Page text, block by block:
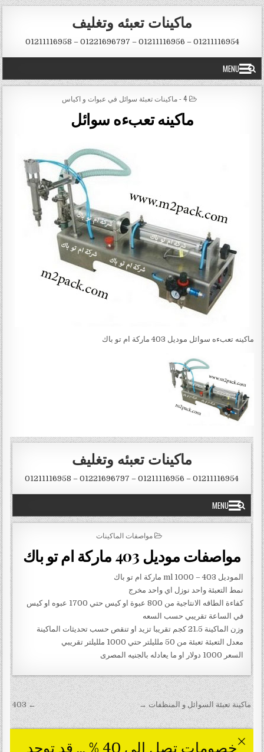
Skip to content
ماكينات تعبئه وتغليف
01211116954 – 01211116956 – 01221696797 – 01211116958
MENU
POSTED IN
4 - ماكينات تعبئة سوائل في عبوات و اكياس
ماكينه تعبءه سوائل
ماكينه تعبءه سوائل موديل 403 ماركة ام تو باك